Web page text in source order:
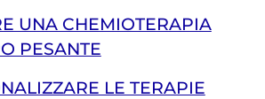
UNA CHEMIOTERAPIA
PESANTE
LE TERAPIE